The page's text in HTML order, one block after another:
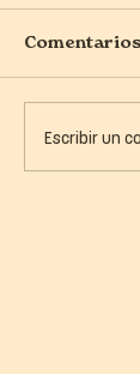
tanto!
Comentarios
Escribir un